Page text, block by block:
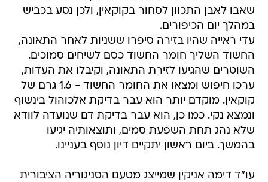
שאבו לאבן התכוון לסחור בקוקאין, ולכן נסע בכביש
במהלך יום הכיפורים.
עדי ראייה שהיו בזירה סיפרו ששניות לאחר התאונה,
החשוד השליך חומר החשוד כסם לשיחים סמוכים.
השוטרים שהגיעו לזירת התאונה, וקיבלו את העדות,
ערכו חיפוש ומצאו את החומר החשוד - 1.6 גרם של
קוקאין. מוקדם יותר הוא עבר בדיקת אלכוהול בינשוף
ונמצא נקי. כמו כן, הוא עבר בדיקת דם שנועדה לוודא
שלא נהג תחת השפעת סמים, ותוצאותיה יגיעו
בהמשך. ביום ראשון יתקיים דיון נוסף בעניינו.
עו"ד דימה אניקין שמייצג מטעם הסניגוריה הציבורית